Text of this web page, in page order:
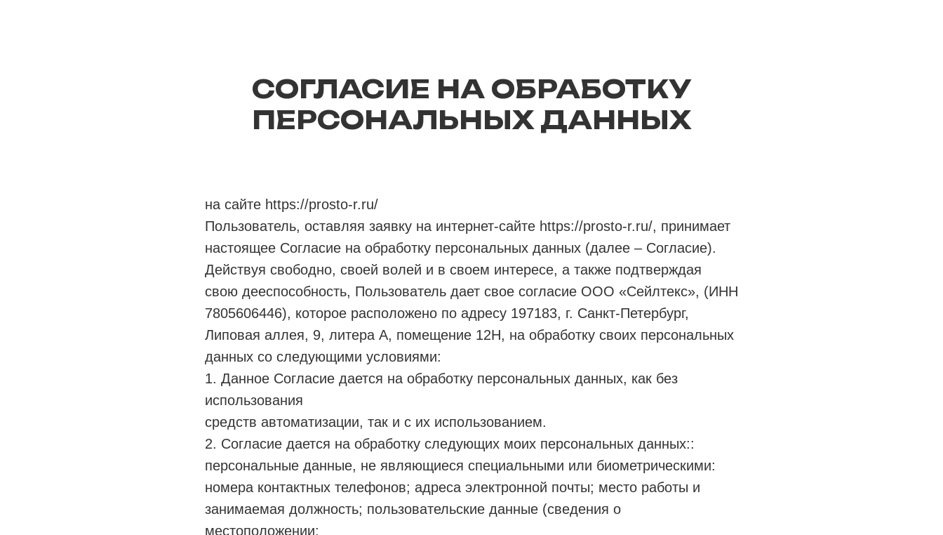
СОГЛАСИЕ НА ОБРАБОТКУ
ПЕРСОНАЛЬНЫХ ДАННЫХ
на сайте https://prosto-r.ru/
Пользователь, оставляя заявку на интернет-сайте https://prosto-r.ru/, принимает
настоящее Согласие на обработку персональных данных (далее – Согласие).
Действуя свободно, своей волей и в своем интересе, а также подтверждая
свою дееспособность, Пользователь дает свое согласие ООО «Сейлтекс», (ИНН
7805606446), которое расположено по адресу 197183, г. Санкт-Петербург,
Липовая аллея, 9, литера А, помещение 12Н, на обработку своих персональных
данных со следующими условиями:
1. Данное Согласие дается на обработку персональных данных, как без
использования
средств автоматизации, так и с их использованием.
2. Согласие дается на обработку следующих моих персональных данных::
персональные данные, не являющиеся специальными или биометрическими:
номера контактных телефонов; адреса электронной почты; место работы и
занимаемая должность; пользовательские данные (сведения о
местоположении;